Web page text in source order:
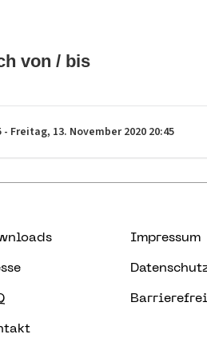
von / bis
- Freitag, 13. November 2020 20:45
Impressum